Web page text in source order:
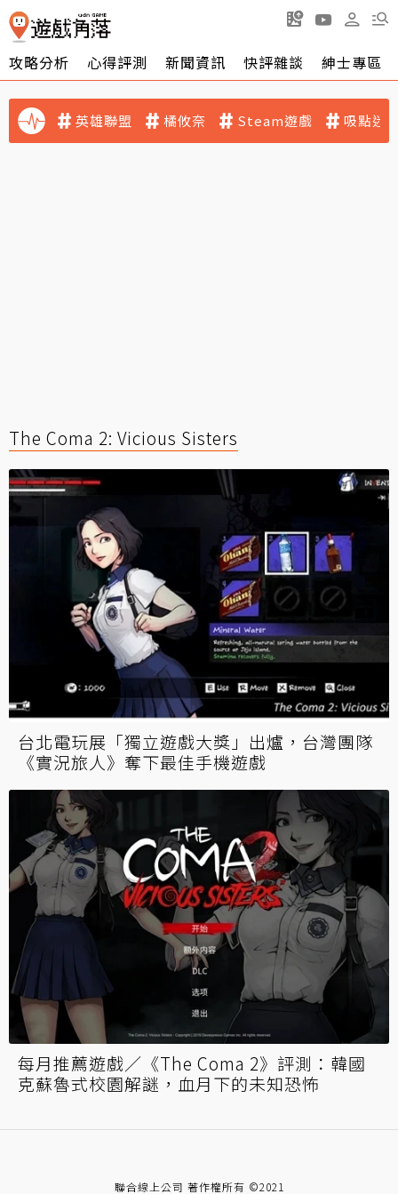
攻略分析 心得評測 新聞資訊 快評雜談 紳士專區
英雄聯盟 橘攸奈 Steam遊戲 吸點迷
The Coma 2: Vicious Sisters
台北電玩展「獨立遊戲大獎」出爐，台灣團隊
《實況旅人》奪下最佳手機遊戲
每月推薦遊戲／《The Coma 2》評測：韓國
克蘇魯式校園解謎，血月下的未知恐怖
聯合線上公司 著作權所有 ©2021